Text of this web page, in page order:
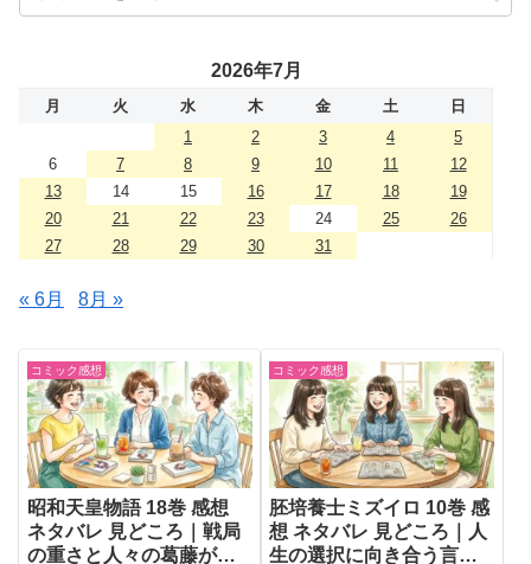
2026年7月
月 火 水 木 金 土
日
1
2 3 4
5
6
7 8 9 10 11
12
13
14 15 16 17 18
19
20
21 22 23 24 25
26
27
28 29 30 31
« 6月 8月 »
コミック感想
昭和天皇物語 18巻 感想
ネタバレ 見どころ｜戦局
の重さと人々の葛藤が胸
コミック感想
胚培養士ミズイロ 10巻 感
想 ネタバレ 見どころ｜人
生の選択に向き合う言葉